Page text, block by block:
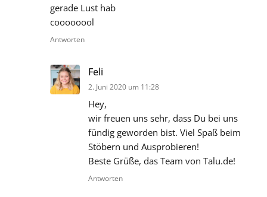
gerade Lust hab
coooooool
Antworten
Feli
2. Juni 2020 um 11:28
Hey,
wir freuen uns sehr, dass Du bei uns
fündig geworden bist. Viel Spaß beim
Stöbern und Ausprobieren!
Beste Grüße, das Team von Talu.de!
Antworten